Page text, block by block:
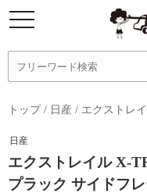
トップ/ 日産 / エクストレ
日産
エクストレイル X-
プラック サイドフ